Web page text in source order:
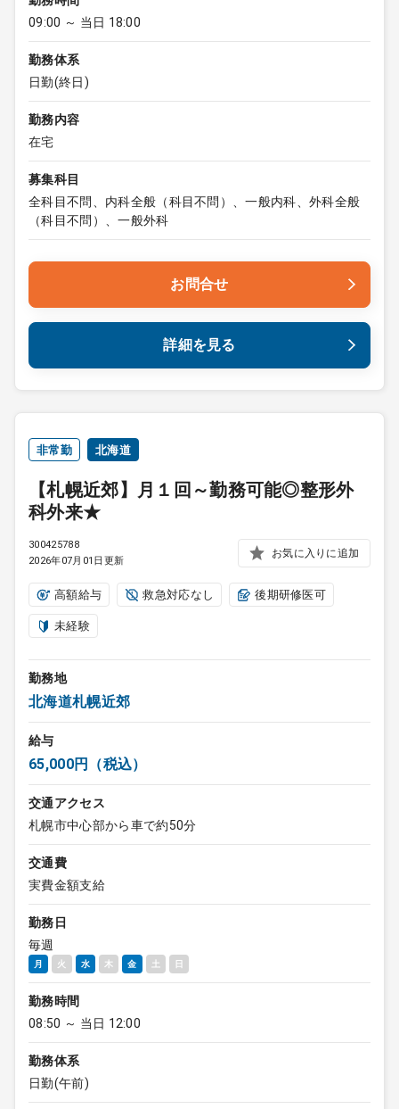
09:00 ～ 当日 18:00
勤務体系
日勤(終日)
勤務内容
在宅
募集科目
全科目不問、内科全般（科目不問）、一般内科、外科全般
（科目不問）、一般外科
お問合せ
詳細を見る
非常勤 北海道
【札幌近郊】月１回～勤務可能◎整形外
科外来★
300425788
2026年07月01日更新
お気に入りに追加
高額給与 救急対応なし 後期研修医可
未経験
勤務地
北海道札幌近郊
給与
65,000円（税込）
交通アクセス
札幌市中心部から車で約50分
交通費
実費金額支給
勤務日
毎週
月 火 水 木 金 土 日
勤務時間
08:50 ～ 当日 12:00
勤務体系
日勤(午前)